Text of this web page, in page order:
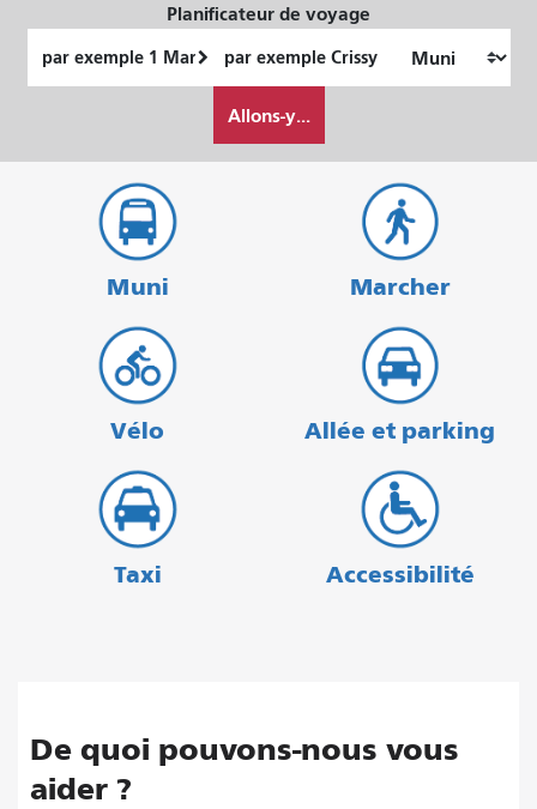
Planificateur de voyage
de
final
je
veux
Allons-y...
Muni Marcher
Vélo Allée et parking
Taxi Accessibilité
De quoi pouvons-nous vous
aider ?